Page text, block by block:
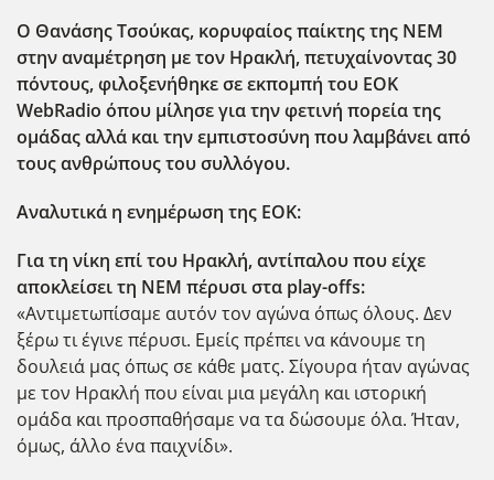
Ο Θανάσης Τσούκας, κορυφαίος παίκτης της ΝΕΜ
στην αναμέτρηση με τον Ηρακλή, πετυχαίνοντας 30
πόντους, φιλοξενήθηκε σε εκπομπή του EOK
WebRadio όπου μίλησε για την φετινή πορεία της
ομάδας αλλά και την εμπιστοσύνη που λαμβάνει από
τους ανθρώπους του συλλόγου.
Αναλυτικά η ενημέρωση της ΕΟΚ:
Για τη νίκη επί του Ηρακλή, αντίπαλου που είχε
αποκλείσει τη ΝΕΜ πέρυσι στα play-offs:
«Αντιμετωπίσαμε αυτόν τον αγώνα όπως όλους. Δεν
ξέρω τι έγινε πέρυσι. Εμείς πρέπει να κάνουμε τη
δουλειά μας όπως σε κάθε ματς. Σίγουρα ήταν αγώνας
με τον Ηρακλή που είναι μια μεγάλη και ιστορική
ομάδα και προσπαθήσαμε να τα δώσουμε όλα. Ήταν,
όμως, άλλο ένα παιχνίδι».